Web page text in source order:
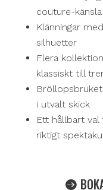
couture-känsla
Klänningar
silhuetter
Flera
klassiskt till
i utvalt skick
Ett hållbart
riktigt